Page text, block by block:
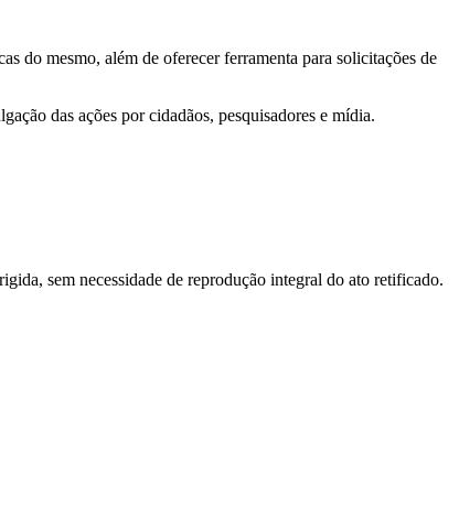
do mesmo, além de oferecer ferramenta para solicitações de
das ações por cidadãos, pesquisadores e mídia.
sem necessidade de reprodução integral do ato retificado.